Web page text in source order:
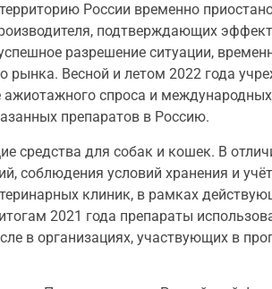
России временно
подтверждающих
разрешение ситуации,
рынка. Весной и летом 2022 года
спроса и
препаратов в Россию.
средства для собак и кошек. В
соблюдения условий хранения и
клиник, в рамках
2021 года препараты
в организациях, участвующих в